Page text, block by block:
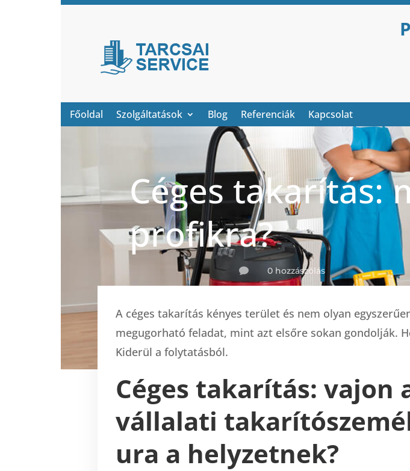
Főoldal Szolgáltatások Blog Referenciák Kapcsolat
Céges takarítás:
profikra?
 0 hozzászólás
A céges takarítás kényes terület és nem olyan
megugorható feladat, mint azt elsőre sokan gondolják.
Kiderül a folytatásból.
Céges takarítás: vajon
vállalati
ura a helyzetnek?